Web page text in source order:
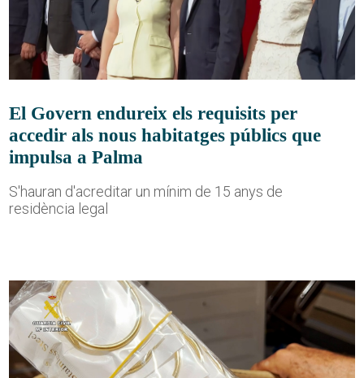
El Govern endureix els requisits per
accedir als nous habitatges públics que
impulsa a Palma
S'hauran d'acreditar un mínim de 15 anys de
residència legal